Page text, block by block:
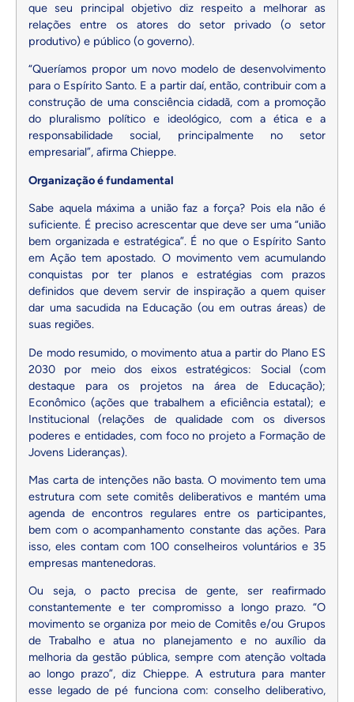
que seu principal objetivo diz respeito a melhorar as
relações entre os atores do setor privado (o setor
produtivo) e público (o governo).
“Queríamos propor um novo modelo de desenvolvimento
para o Espírito Santo. E a partir daí, então, contribuir com a
construção de uma consciência cidadã, com a promoção
do pluralismo político e ideológico, com a ética e a
responsabilidade social, principalmente no setor
empresarial”, afirma Chieppe.
Organização é fundamental
Sabe aquela máxima a união faz a força? Pois ela não é
suficiente. É preciso acrescentar que deve ser uma “união
bem organizada e estratégica”. É no que o Espírito Santo
em Ação tem apostado. O movimento vem acumulando
conquistas por ter planos e estratégias com prazos
definidos que devem servir de inspiração a quem quiser
dar uma sacudida na Educação (ou em outras áreas) de
suas regiões.
De modo resumido, o movimento atua a partir do Plano ES
2030 por meio dos eixos estratégicos: Social (com
destaque para os projetos na área de Educação);
Econômico (ações que trabalhem a eficiência estatal); e
Institucional (relações de qualidade com os diversos
poderes e entidades, com foco no projeto a Formação de
Jovens Lideranças).
Mas carta de intenções não basta. O movimento tem uma
estrutura com sete comitês deliberativos e mantém uma
agenda de encontros regulares entre os participantes,
bem com o acompanhamento constante das ações. Para
isso, eles contam com 100 conselheiros voluntários e 35
empresas mantenedoras.
Ou seja, o pacto precisa de gente, ser reafirmado
constantemente e ter compromisso a longo prazo. “O
movimento se organiza por meio de Comitês e/ou Grupos
de Trabalho e atua no planejamento e no auxílio da
melhoria da gestão pública, sempre com atenção voltada
ao longo prazo”, diz Chieppe. A estrutura para manter
esse legado de pé funciona com: conselho deliberativo,